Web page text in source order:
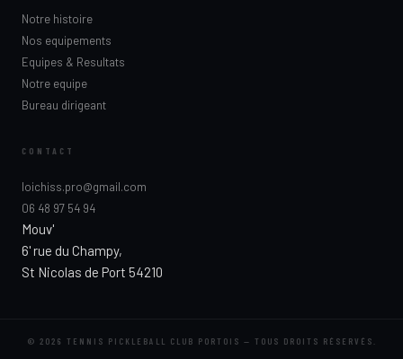
Notre histoire
Nos equipements
Equipes & Resultats
Notre equipe
Bureau dirigeant
CONTACT
loichiss.pro@gmail.com
06 48 97 54 94
Mouv'
6' rue du Champy,
St Nicolas de Port 54210
© 2026 TENNIS PICKLEBALL CLUB PORTOIS — TOUS DROITS RÉSERVÉS.